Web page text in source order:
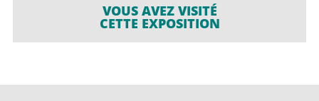
VOUS AVEZ VISITÉ
CETTE EXPOSITION